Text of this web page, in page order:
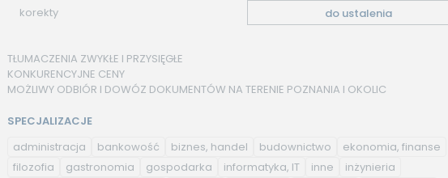
korekty do ustalenia
TŁUMACZENIA ZWYKŁE I PRZYSIĘGŁE
KONKURENCYJNE CENY
MOŻLIWY ODBIÓR I DOWÓZ DOKUMENTÓW NA TERENIE POZNANIA I OKOLIC
SPECJALIZACJE
administracja
bankowość biznes, handel budownictwo
ekonomia, finanse
filozofia
gastronomia gospodarka informatyka, IT inne
inżynieria